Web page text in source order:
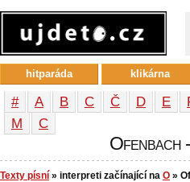
# A B C Č D E
М
С
Ofenbach
Texty písní » interpreti začínající na O »
hitparáda klikárna